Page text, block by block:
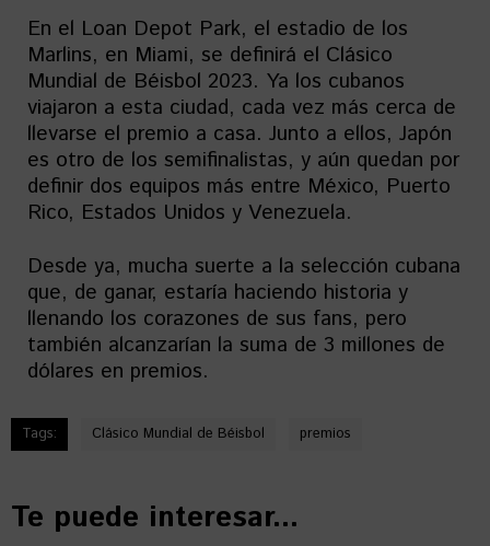
En el Loan Depot Park, el estadio de los
Marlins, en Miami, se definirá el Clásico
Mundial de Béisbol 2023. Ya los cubanos
viajaron a esta ciudad, cada vez más cerca de
llevarse el premio a casa. Junto a ellos, Japón
es otro de los semifinalistas, y aún quedan por
definir dos equipos más entre México, Puerto
Rico, Estados Unidos y Venezuela.
Desde ya, mucha suerte a la selección cubana
que, de ganar, estaría haciendo historia y
llenando los corazones de sus fans, pero
también alcanzarían la suma de 3 millones de
dólares en premios.
Tags: Clásico Mundial de Béisbol premios
Te puede interesar...